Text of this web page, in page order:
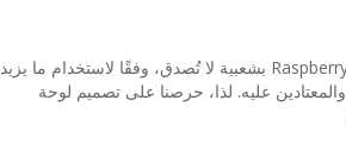
صرح أندرياس ستيلبورغ، مدير منتجات Anybus المضمنة في HMS Networks، قائلاً: "يحظى Raspberry Pi بشعبية لا تُصدق، وفقًا لاستخدام ما يزيد
عن 45 مليون وحدة في جميع أنحاء العالم. وهناك العديد من عملائنا الذين يمتلكون Raspberry Pi والمعتادين عليه. لذا، حرصنا على تصميم لوحة